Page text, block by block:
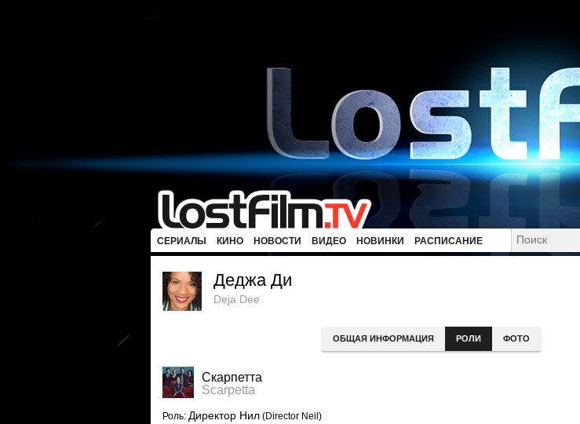
СЕРИАЛЫ КИНО НОВОСТИ ВИДЕО НОВИНКИ РАСПИСАНИЕ
Деджа Ди
Deja Dee
ОБЩАЯ ИНФОРМАЦИЯ РОЛИ ФОТО
Скарпетта
Scarpetta
Роль: Директор Нил (Director Neil)